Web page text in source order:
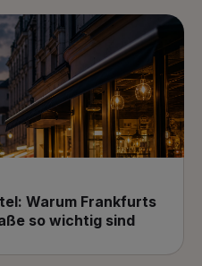
Warum Frankfurts
so wichtig sind